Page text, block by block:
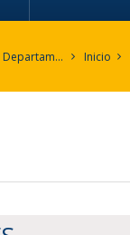
UPO - Departamento de Economía, Métodos Cuantitativos e Historia Económica Inicio